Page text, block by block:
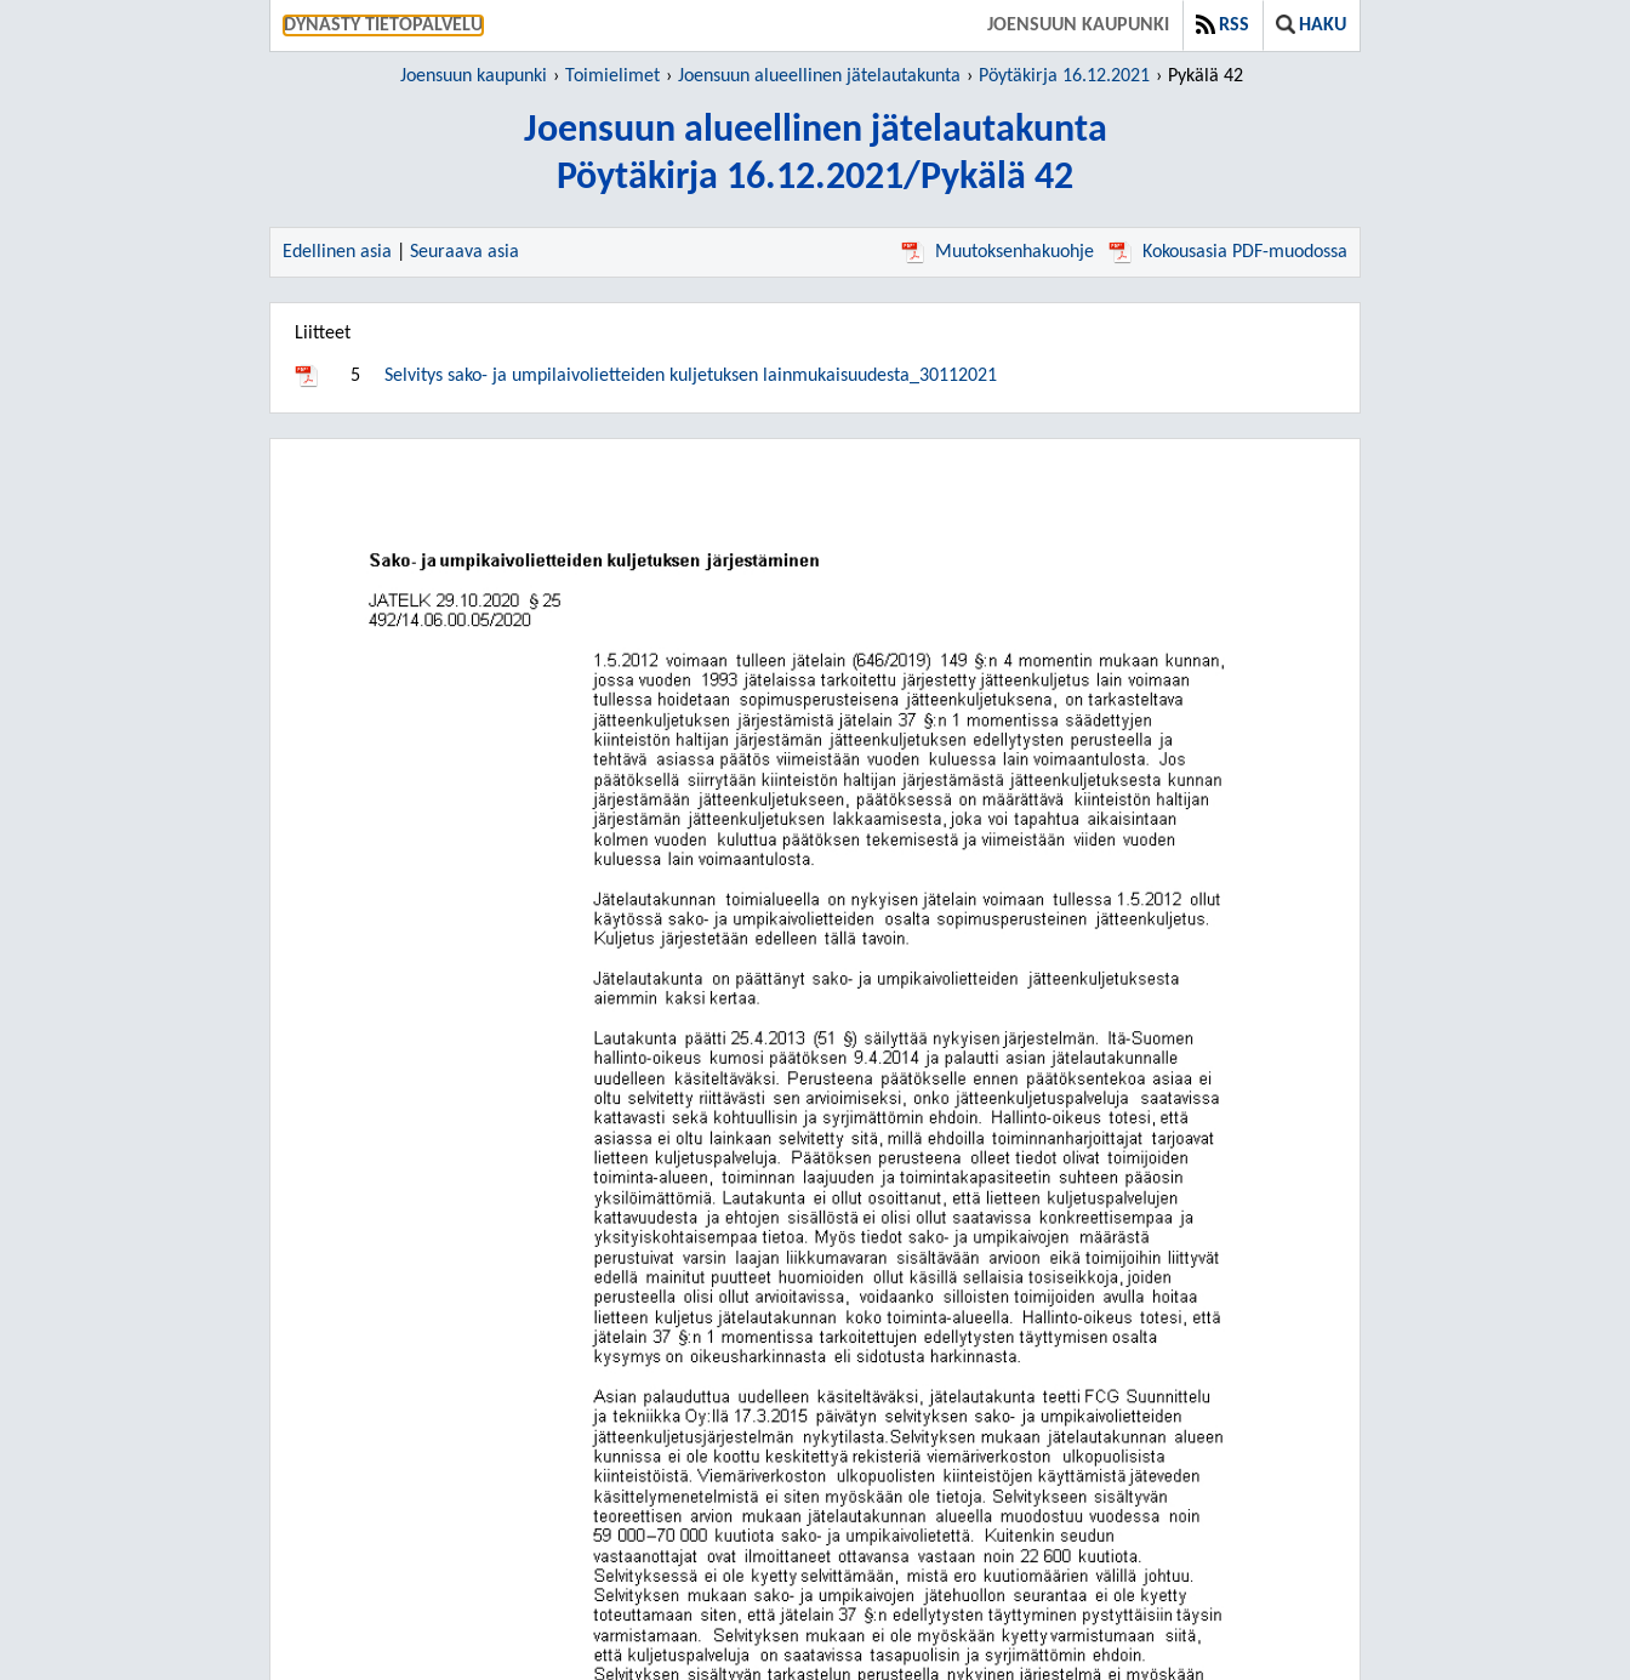
DYNASTY TIETOPALVELU JOENSUUN KAUPUNKI RSS HAKU
Joensuun kaupunki Toimielimet Joensuun alueellinen jätelautakunta Pöytäkirja 16.12.2021 Pykälä 42
Joensuun alueellinen jätelautakunta
Pöytäkirja 16.12.2021/Pykälä 42
Edellinen asia Seuraava asia Muutoksenhakuohje Kokousasia PDF-muodossa
Liitteet
5 Selvitys sako- ja umpilaivolietteiden kuljetuksen lainmukaisuudesta_30112021